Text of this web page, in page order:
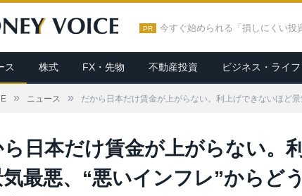
PR 今すぐ始められる「損しにくい投
ス 株式 FX・先物 不動産投資 ビジネス・ライフ
» ニュース » だから日本だけ賃金が上がらない。利上げできないほど
日本だけ賃金が上がらない。
気最悪、“悪いインフレ”からど